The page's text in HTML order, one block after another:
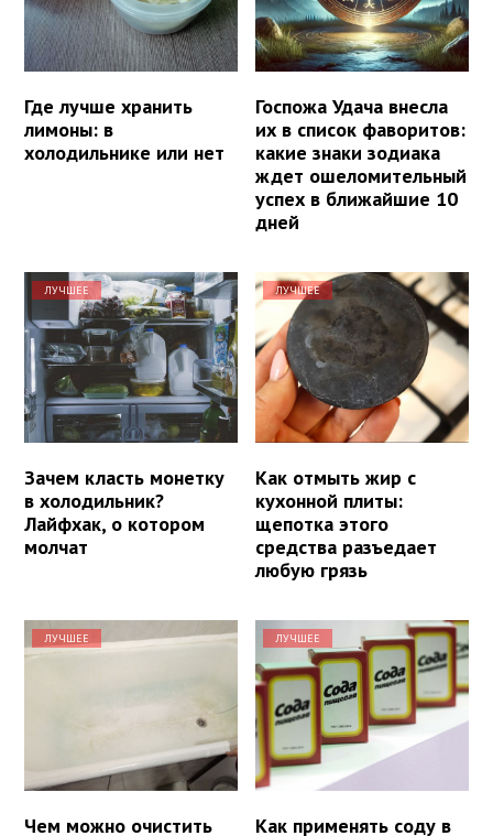
Где лучше хранить
лимоны: в
холодильнике или нет
Госпожа Удача внесла
их в список фаворитов:
какие знаки зодиака
ждет ошеломительный
успех в ближайшие 10
дней
ЛУЧШЕЕ
Зачем класть монетку
в холодильник?
Лайфхак, о котором
молчат
ЛУЧШЕЕ
Как отмыть жир с
кухонной плиты:
щепотка этого
средства разъедает
любую грязь
ЛУЧШЕЕ
Чем можно очистить
ЛУЧШЕЕ
Как применять соду в